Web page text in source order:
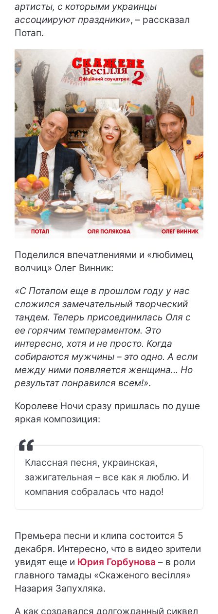
артисты, с которыми украинцы
ассоциируют праздники», – рассказал
Потап.
Поделился впечатлениями и «любимец
волчиц» Олег Винник:
«С Потапом еще в прошлом году у нас
сложился замечательный творческий
тандем. Теперь присоединилась Оля с
ее горячим темпераментом. Это
интересно, хотя и не просто. Когда
собираются мужчины – это одно. А если
между ними появляется женщина... Но
результат понравился всем!».
Королеве Ночи сразу пришлась по душе
яркая композиция:
Классная песня, украинская,
зажигательная – все как я люблю. И
компания собралась что надо!
Премьера песни и клипа состоится 5
декабря. Интересно, что в видео зрители
увидят еще и Юрия Горбунова – в роли
главного тамады «Скаженого весілля»
Назария Запухляка.
А как создавался долгожданный сиквел